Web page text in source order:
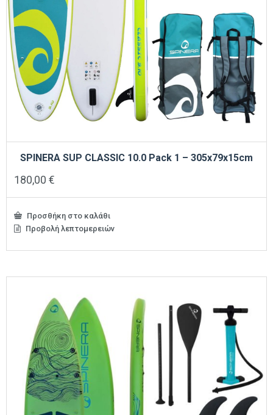
SPINERA SUP CLASSIC 10.0 Pack 1 – 305x79x15cm
180,00 €
Προσθήκη στο καλάθι
Προβολή λεπτομερειών